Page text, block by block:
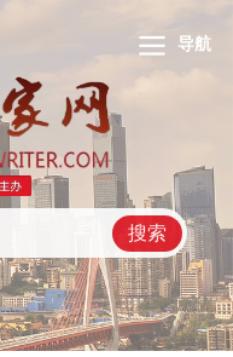
导航
搜索